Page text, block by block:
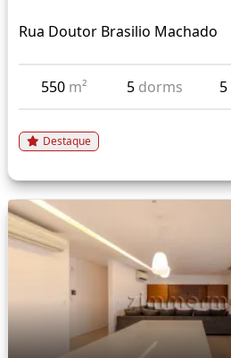
Rua Doutor Brasilio Machado
550 m² 5 dorms 5
Destaque